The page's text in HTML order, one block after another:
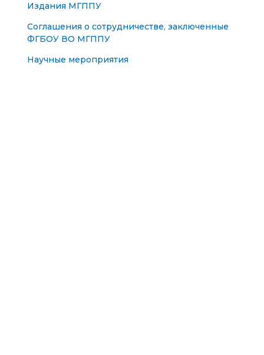
Издания МГППУ
Соглашения о сотрудничестве, заключенные
ФГБОУ ВО МГППУ
Научные мероприятия